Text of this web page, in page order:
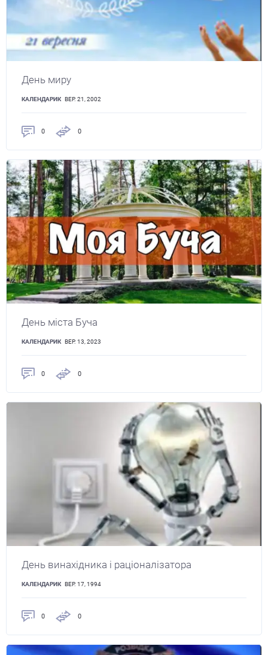
День миру
КАЛЕНДАРИК ВЕР. 21, 2002
0 0
День міста Буча
КАЛЕНДАРИК ВЕР. 13, 2023
0 0
День винахідника і раціоналізатора
КАЛЕНДАРИК ВЕР. 17, 1994
0 0